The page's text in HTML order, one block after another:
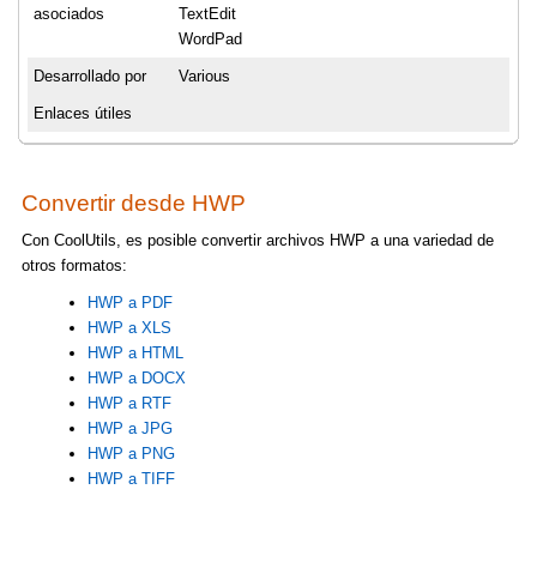
asociados
TextEdit
WordPad
Desarrollado por Various
Enlaces útiles
Convertir desde HWP
Con CoolUtils, es posible convertir archivos HWP a una variedad de
otros formatos:
HWP a PDF
HWP a XLS
HWP a HTML
HWP a DOCX
HWP a RTF
HWP a JPG
HWP a PNG
HWP a TIFF